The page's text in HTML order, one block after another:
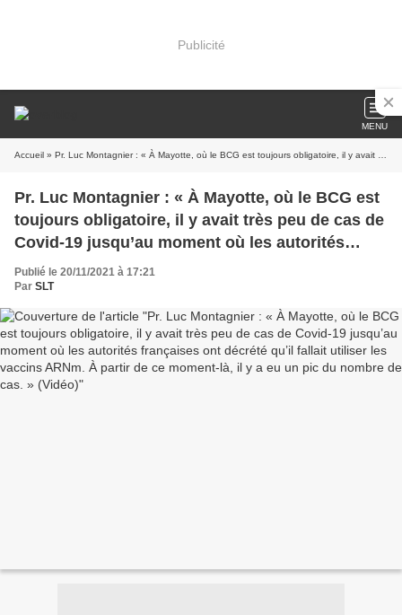
Publicité
MENU
Accueil » Pr. Luc Montagnier : « À Mayotte, où le BCG est toujours obligatoire, il y avait très peu de cas de Covid-19 jusqu’au moment où les autorités françaises ont décrété qu’il fallait utiliser les vaccins ARNm. À partir de ce moment-là, il y a eu un pic du nombre de cas. » (Vidéo)
Pr. Luc Montagnier : « À Mayotte, où le BCG est
toujours obligatoire, il y avait très peu de cas de
Covid-19 jusqu’au moment où les autorités
françaises ont décrété qu’il fallait utiliser les
vaccins ARNm. À partir de ce moment-là, il y a
eu un pic du nombre de cas. » (Vidéo)
Publié le 20/11/2021 à 17:21
Par SLT